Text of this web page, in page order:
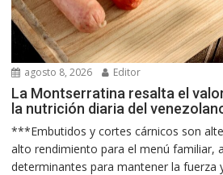
agosto 8, 2026 Editor
La Montserratina resalta el
la nutrición diaria del
***Embutidos y cortes cárnicos son
alto rendimiento para el menú familiar,
determinantes para mantener la fuerza